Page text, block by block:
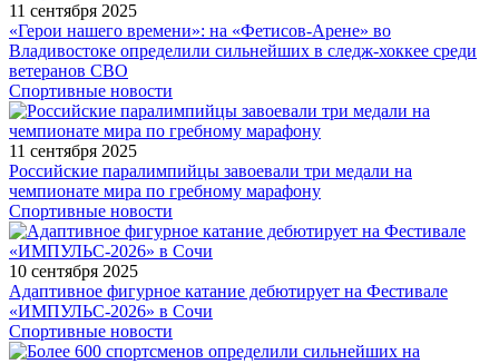
11 сентября 2025
«Герои нашего времени»: на «Фетисов-Арене» во
Владивостоке определили сильнейших в следж-хоккее среди
ветеранов СВО
Спортивные новости
11 сентября 2025
Российские паралимпийцы завоевали три медали на
чемпионате мира по гребному марафону
Спортивные новости
10 сентября 2025
Адаптивное фигурное катание дебютирует на Фестивале
«ИМПУЛЬС-2026» в Сочи
Спортивные новости